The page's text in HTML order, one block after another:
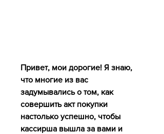
Привет, мои дорогие! Я знаю,
что многие из вас
задумывались о том, как
совершить акт покупки
настолько успешно, чтобы
кассирша вышла за вами и